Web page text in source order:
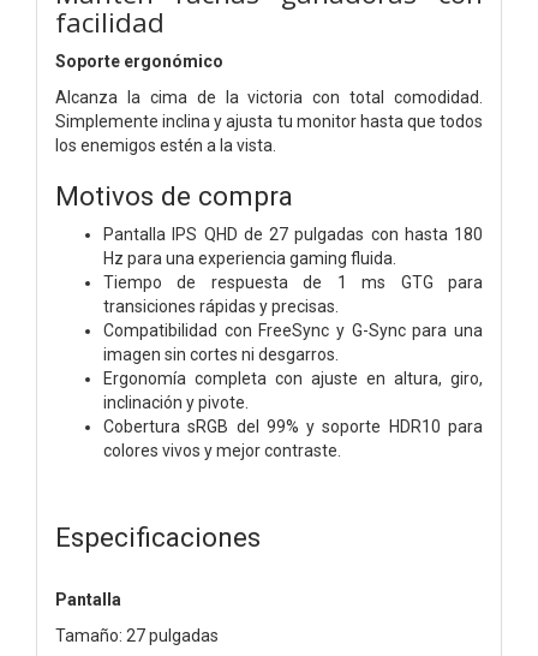
facilidad
Soporte ergonómico
Alcanza la cima de la victoria con total comodidad.
Simplemente inclina y ajusta tu monitor hasta que todos
los enemigos estén a la vista.
Motivos de compra
Pantalla IPS QHD de 27 pulgadas con hasta 180
Hz para una experiencia gaming fluida.
Tiempo de respuesta de 1 ms GTG para
transiciones rápidas y precisas.
Compatibilidad con FreeSync y G-Sync para una
imagen sin cortes ni desgarros.
Ergonomía completa con ajuste en altura, giro,
inclinación y pivote.
Cobertura sRGB del 99% y soporte HDR10 para
colores vivos y mejor contraste.
Especificaciones
Pantalla
Tamaño: 27 pulgadas